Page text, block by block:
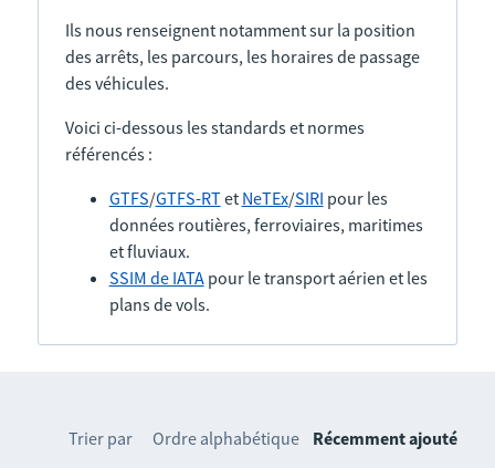
Ils nous renseignent notamment sur la position
des arrêts, les parcours, les horaires de passage
des véhicules.
Voici ci-dessous les standards et normes
référencés :
GTFS/GTFS-RTet NeTEx/SIRI pour les
données routières, ferroviaires, maritimes
et fluviaux.
SSIM de IATApour le transport aérien et les
plans de vols.
Trier par Ordre alphabétique Récemment ajouté